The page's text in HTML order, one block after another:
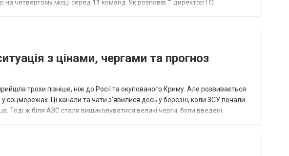
четвертому місці серед 11 команд. Як розповів “” директор ГО
з цінами, чергами та прогноз
трохи пізніше, ніж до Росії та окупованого Криму. Але розвивається
Ці канали та чати з’явилися десь у березні, коли ЗСУ почали
ж біля АЗС стали вишиковуватися великі черги, були введені